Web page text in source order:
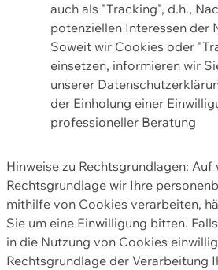
auch als "Tracking", d.h.,
potenziellen Interessen der
Soweit wir Cookies oder
einsetzen, informieren wir
unserer
der Einholung einer
professioneller Beratung
Hinweise zu Rechtsgrundlagen: Auf
Rechtsgrundlage wir Ihre
mithilfe von Cookies verarbeiten,
Sie um eine Einwilligung bitten.
in die Nutzung von Cookies
Rechtsgrundlage der Verarbeitung